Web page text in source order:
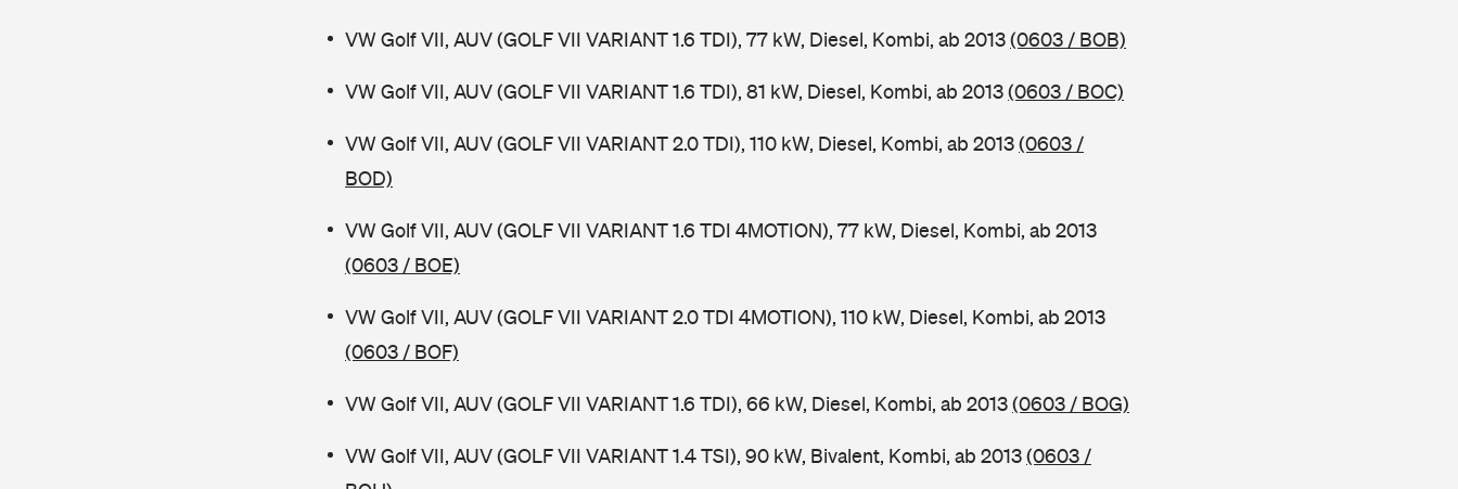
VW Golf VII, AUV (GOLF VII VARIANT 1.6 TDI), 77 kW, Diesel, Kombi, ab 2013(0603 / BOB)
VW Golf VII, AUV (GOLF VII VARIANT 1.6 TDI), 81 kW, Diesel, Kombi, ab 2013(0603 / BOC)
VW Golf VII, AUV (GOLF VII VARIANT 2.0 TDI), 110 kW, Diesel, Kombi, ab 2013(0603 /
BOD)
VW Golf VII, AUV (GOLF VII VARIANT 1.6 TDI 4MOTION), 77 kW, Diesel, Kombi, ab 2013
(0603 / BOE)
VW Golf VII, AUV (GOLF VII VARIANT 2.0 TDI 4MOTION), 110 kW, Diesel, Kombi, ab 2013
(0603 / BOF)
VW Golf VII, AUV (GOLF VII VARIANT 1.6 TDI), 66 kW, Diesel, Kombi, ab 2013(0603 / BOG)
VW Golf VII, AUV (GOLF VII VARIANT 1.4 TSI), 90 kW, Bivalent, Kombi, ab 2013(0603 /